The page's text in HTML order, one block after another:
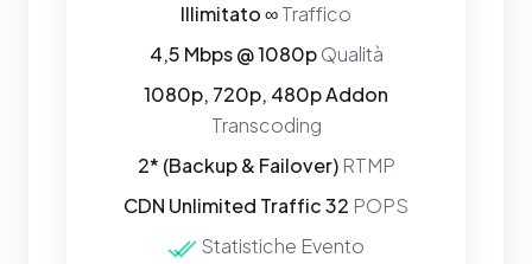
Illimitato ∞Traffico
4,5 Mbps @ 1080pQualità
1080p, 720p, 480p Addon
Transcoding
2* (Backup & Failover)RTMP
CDN Unlimited Traffic 32 POPS
Statistiche Evento